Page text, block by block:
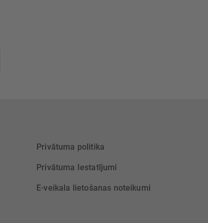
Privātuma politika
Privātuma Iestatījumi
E-veikala lietošanas noteikumi